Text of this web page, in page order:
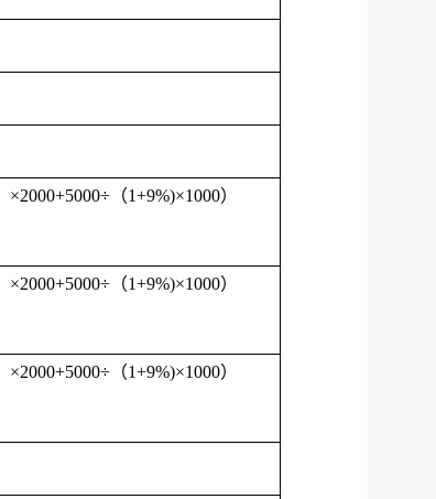
（1+9%)×1000）
（1+9%)×1000）
（1+9%)×1000）